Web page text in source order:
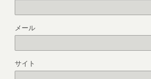
メール
サイト